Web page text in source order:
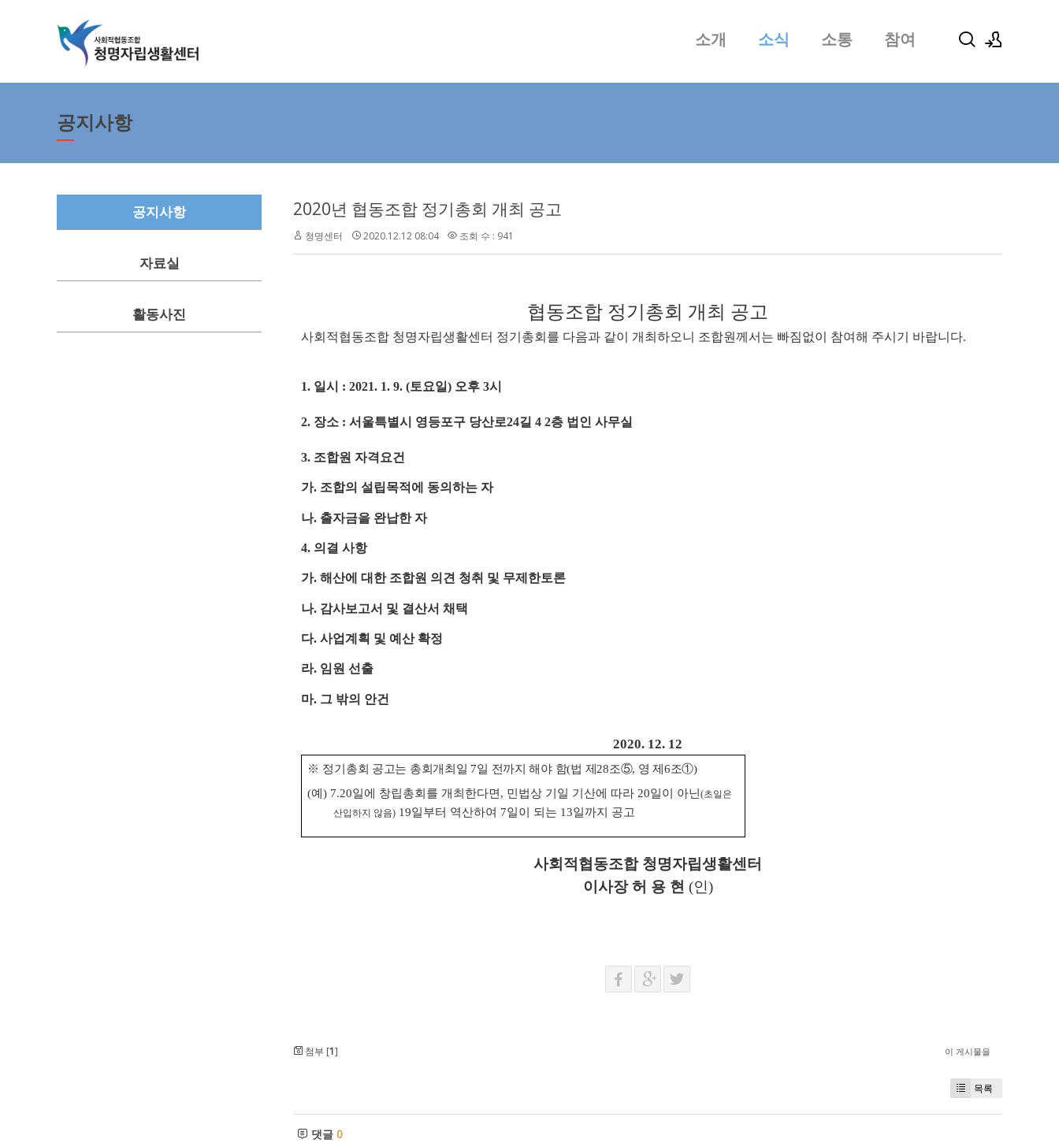
로그인
소개 소식 소통 참여
공지사항
공지사항
자료실
활동사진
2020년 협동조합 정기총회 개최 공고
청명센터 2020.12.12 08:04 조회 수 : 941
협동조합 정기총회 개최 공고
사회적협동조합 청명자립생활센터 정기총회를 다음과 같이 개최하오니 조합원께서는 빠짐없이 참여해 주시기 바랍니다.
1. 일시 : 2021. 1. 9. (토요일) 오후 3시
2. 장소 : 서울특별시 영등포구 당산로24길 4 2층 법인 사무실
3. 조합원 자격요건
가. 조합의 설립목적에 동의하는 자
나. 출자금을 완납한 자
4. 의결 사항
가. 해산에 대한 조합원 의견 청취 및 무제한토론
나. 감사보고서 및 결산서 채택
다. 사업계획 및 예산 확정
라. 임원 선출
마. 그 밖의 안건
2020. 12. 12
※ 정기총회 공고는 총회개최일 7일 전까지 해야 함(법 제28조⑤, 영 제6조①)
(예) 7.20일에 창립총회를 개최한다면, 민법상 기일 기산에 따라 20일이 아닌(초일은
산입하지 않음) 19일부터 역산하여 7일이 되는 13일까지 공고
사회적협동조합 청명자립생활센터
이사장 허 용 현 (인)
첨부 [1] 이 게시물을
목록
댓글 0